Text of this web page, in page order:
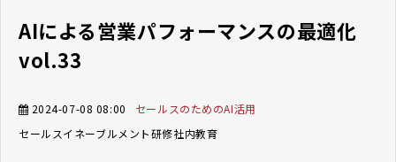
Podcast
AIによる営業パフォーマンスの最適化
vol.33
2024-07-08 08:00
セールスのためのAI活用
セールスイネーブルメント研修社内教育